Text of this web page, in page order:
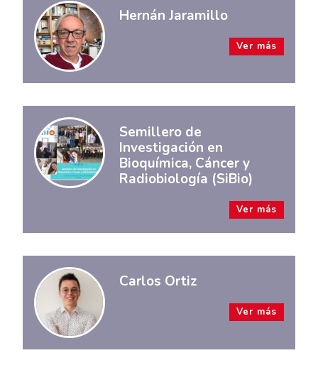
Hernán Jaramillo
Ver más
Semillero de
Investigación en
Bioquímica, Cáncer y
Radiobiología (SiBio)
Ver más
Carlos Ortiz
Ver más